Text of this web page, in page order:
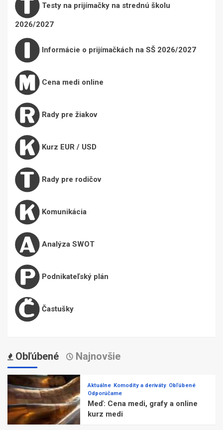
Testy na prijímačky na strednú školu
2026/2027
Informácie o prijímačkách na SŠ 2026/2027
Cena medi online
Rady pre žiakov
Kurz EUR / USD
Rady pre rodičov
Komunikácia
Analýza SWOT
Podnikateľský plán
Častušky
Obľúbené Najnovšie
Aktuálne Komodity a deriváty Obľúbené
Odporúčame
Meď: Cena medi, grafy a online
kurz medi